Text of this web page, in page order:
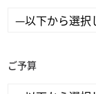
ご予算